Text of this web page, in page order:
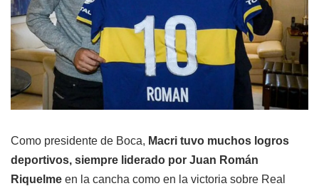
Como presidente de Boca, Macri tuvo muchos logros
deportivos, siempre liderado por Juan Román
Riquelme en la cancha como en la victoria sobre Real